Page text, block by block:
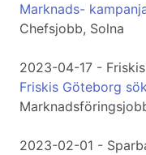
Marknads-
Chefsjobb, Solna
2023-04-17 -
Friskis Göteborg
2023-02-01 -